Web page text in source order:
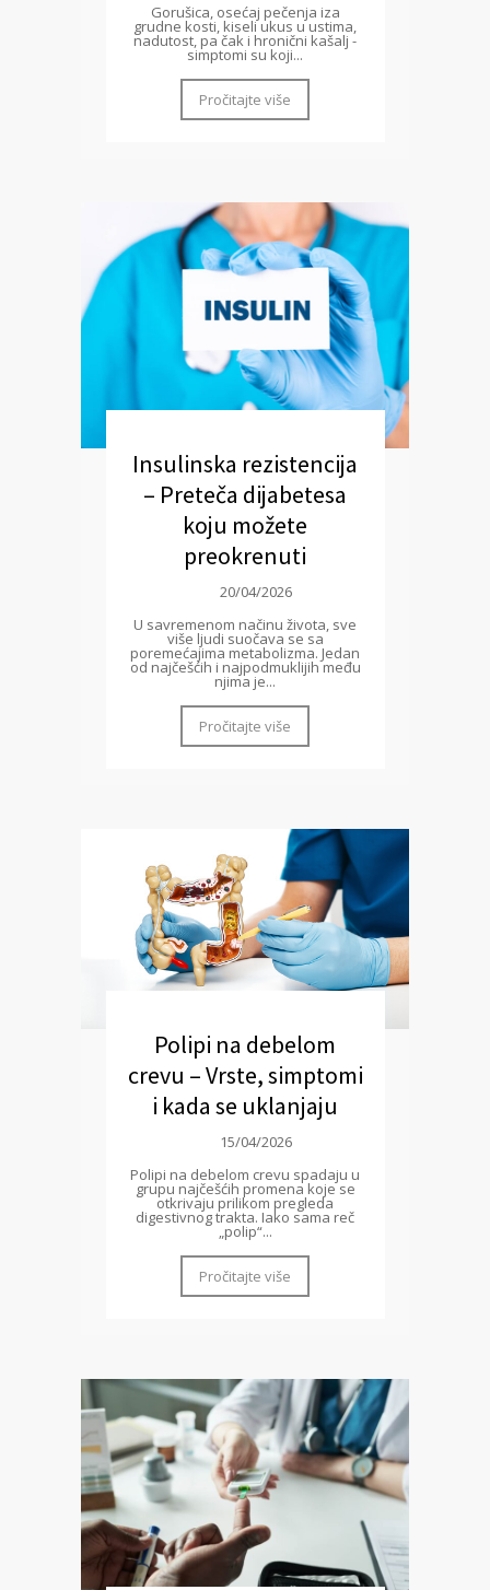
Gorušica, osećaj pečenja iza
grudne kosti, kiseli ukus u ustima,
nadutost, pa čak i hronični kašalj -
simptomi su koji...
Pročitajte više
Insulinska rezistencija
– Preteča dijabetesa
koju možete
preokrenuti
20/04/2026
U savremenom načinu života, sve
više ljudi suočava se sa
poremećajima metabolizma. Jedan
od najčešćih i najpodmuklijih među
njima je...
Pročitajte više
Polipi na debelom
crevu – Vrste, simptomi
i kada se uklanjaju
15/04/2026
Polipi na debelom crevu spadaju u
grupu najčešćih promena koje se
otkrivaju prilikom pregleda
digestivnog trakta. Iako sama reč
„polip“...
Pročitajte više